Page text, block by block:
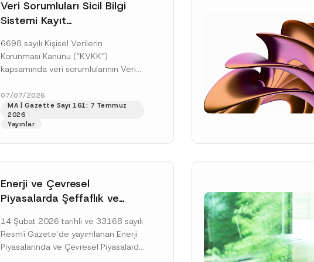
Veri Sorumluları Sicil Bilgi
Sistemi Kayıt
Uzatımı
6698 sayılı Kişisel Verilerin
Korunması Kanunu (“KVKK”)
kapsamında veri sorumlularının Veri
(“VERBİS”) kayıt ve bildirim
yükümlülüğüne ilişkin eşikler Kişisel...
[Devamını Oku]
07/07/2026
MA | Gazette Sayı 161: 7 Temmuz
2026
Yayınlar
Enerji ve Çevresel
Piyasalarda Şeffaflık ve
İlişkin Yönetmelik’in Yürürlük
Tarihi Ertelendi
14 Şubat 2026 tarihli ve 33168 sayılı
Resmî Gazete’de yayımlanan Enerji
Piyasalarında ve Çevresel Piyasalarda